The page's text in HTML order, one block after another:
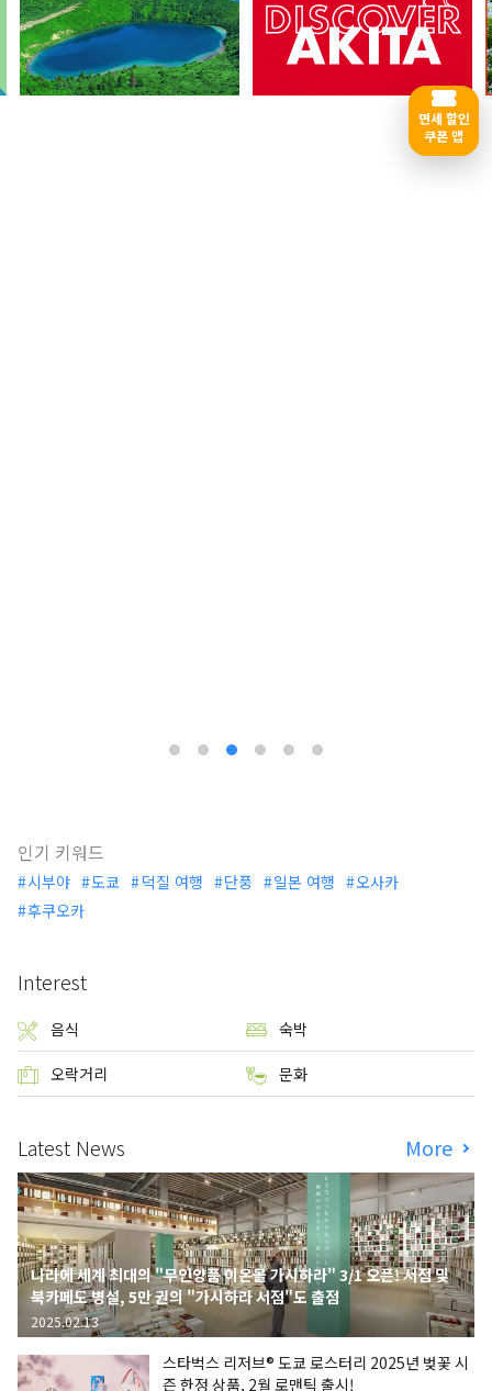
인기 키워드
시부야 도쿄 덕질 여행 단풍 일본 여행
오사카
후쿠오카
Interest
음식 숙박
오락거리 문화
Latest News More
나라에 세계 최대의 "무인양품 이온몰 가시하라" 3/1 오픈! 서점 및
북카페도 병설, 5만 권의 "가시하라 서점"도 출점
2025.02.13
스타벅스 리저브® 도쿄 로스터리 2025년 벚꽃 시
즌 한정 상품, 2월 로맨틱 출시!
면세 할인
쿠폰 앱